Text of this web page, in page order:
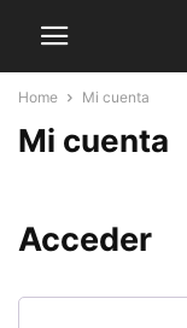
Home Mi cuenta
Mi cuenta
Acceder